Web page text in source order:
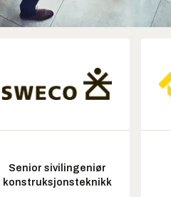
Senior sivilingeniør
konstruksjonsteknikk